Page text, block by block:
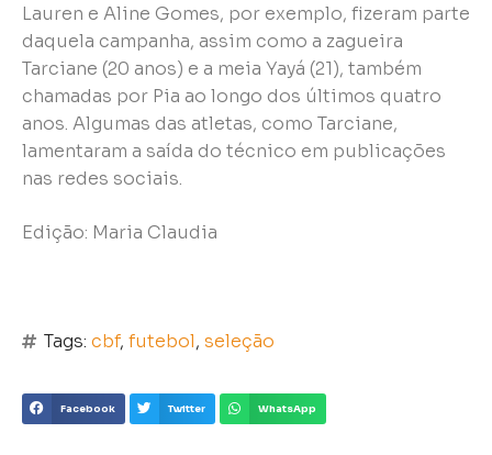
Lauren e Aline Gomes, por exemplo, fizeram parte
daquela campanha, assim como a zagueira
Tarciane (20 anos) e a meia Yayá (21), também
chamadas por Pia ao longo dos últimos quatro
anos. Algumas das atletas, como Tarciane,
lamentaram a saída do técnico em publicações
nas redes sociais.
Edição: Maria Claudia
Tags: cbf, futebol, seleção
Facebook Twitter WhatsApp